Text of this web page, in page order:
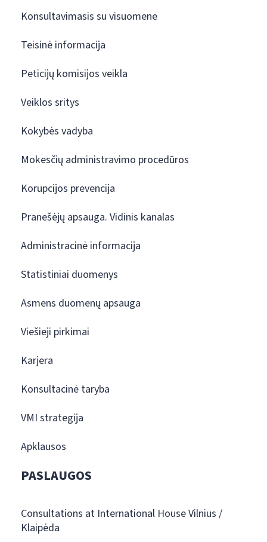
Konsultavimasis su visuomene
Teisinė informacija
Peticijų komisijos veikla
Veiklos sritys
Kokybės vadyba
Mokesčių administravimo procedūros
Korupcijos prevencija
Pranešėjų apsauga. Vidinis kanalas
Administracinė informacija
Statistiniai duomenys
Asmens duomenų apsauga
Viešieji pirkimai
Karjera
Konsultacinė taryba
VMI strategija
Apklausos
PASLAUGOS
Consultations at International House Vilnius /
Klaipėda